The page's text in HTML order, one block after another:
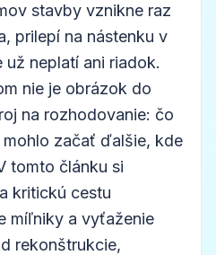
stavby vznikne raz
prilepí na nástenku v
neplatí ani riadok.
nie je obrázok do
na rozhodovanie: čo
začať ďalšie, kde
tomto článku si
kritickú cestu
míľniky a vyťaženie
rekonštrukcie,